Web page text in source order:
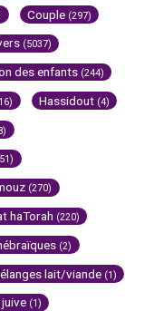
Couple (297)
(5037)
des enfants (244)
Hassidout (4)
(270)
haTorah (220)
(2)
lait/viande (1)
(1)